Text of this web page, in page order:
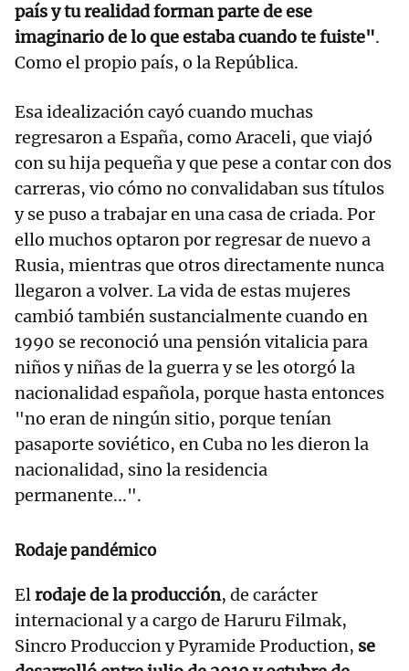
país y tu realidad forman parte de ese
imaginario de lo que estaba cuando te fuiste".
Como el propio país, o la República.
Esa idealización cayó cuando muchas
regresaron a España, como Araceli, que viajó
con su hija pequeña y que pese a contar con dos
carreras, vio cómo no convalidaban sus títulos
y se puso a trabajar en una casa de criada. Por
ello muchos optaron por regresar de nuevo a
Rusia, mientras que otros directamente nunca
llegaron a volver. La vida de estas mujeres
cambió también sustancialmente cuando en
1990 se reconoció una pensión vitalicia para
niños y niñas de la guerra y se les otorgó la
nacionalidad española, porque hasta entonces
"no eran de ningún sitio, porque tenían
pasaporte soviético, en Cuba no les dieron la
nacionalidad, sino la residencia
permanente...".
Rodaje pandémico
Elrodaje de la producción, de carácter
internacional y a cargo de Haruru Filmak,
Sincro Produccion y Pyramide Production, se